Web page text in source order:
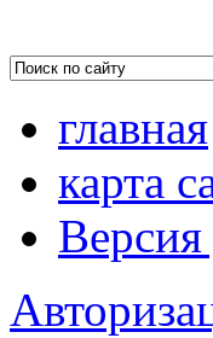
главная
карта